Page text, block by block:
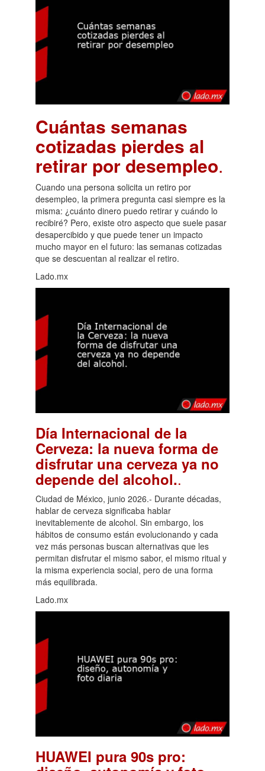
Cuántas semanas
cotizadas pierdes al
retirar por desempleo.
Cuando una persona solicita un retiro por
desempleo, la primera pregunta casi siempre es la
misma: ¿cuánto dinero puedo retirar y cuándo lo
recibiré? Pero, existe otro aspecto que suele pasar
desapercibido y que puede tener un impacto
mucho mayor en el futuro: las semanas cotizadas
que se descuentan al realizar el retiro.
Lado.mx
Día Internacional de la
Cerveza: la nueva forma de
disfrutar una cerveza ya no
depende del alcohol..
Ciudad de México, junio 2026.- Durante décadas,
hablar de cerveza significaba hablar
inevitablemente de alcohol. Sin embargo, los
hábitos de consumo están evolucionando y cada
vez más personas buscan alternativas que les
permitan disfrutar el mismo sabor, el mismo ritual y
la misma experiencia social, pero de una forma
más equilibrada.
Lado.mx
HUAWEI pura 90s pro: